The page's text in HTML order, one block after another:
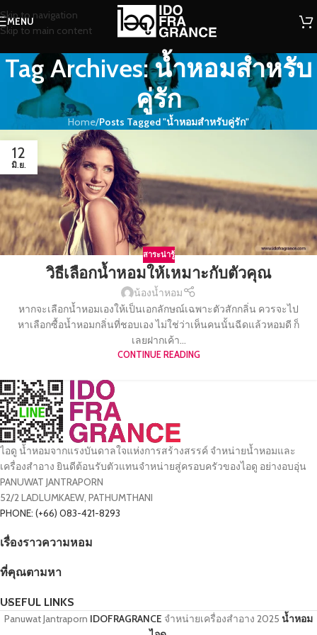
Skip to navigation
Skip to main content
MENU
Tag Archives: น้ำหอมสำหรับ
คู่รัก
Home/Posts Tagged "น้ำหอมสำหรับคู่รัก"
12
มิ.ย.
สาระน่ารู้
วิธีเลือกน้ำหอมให้เหมาะกับตัวคุณ
น้องน้ำหอม
หากจะเลือกน้ำหอมเองให้เป็นเอกลักษณ์เฉพาะตัวสักกลิ่น ควรจะไป
หาเลือกซื้อน้ำหอมกลิ่นที่ชอบเอง ไม่ใช่ว่าเห็นคนนั้นฉีดแล้วหอมดี ก็
เลยฝากเค้า...
CONTINUE READING
ไอดู น้ำหอมจากแรงบันดาลใจแห่งการสร้างสรรค์ จำหน่ายน้ำหอมและ
เครื่องสำอาง ยินดีต้อนรับตัวแทนจำหน่ายสู่ครอบครัวของไอดู อย่างอบอุ่น
PANUWAT JANTRAPORN
52/2 LADLUMKAEW, PATHUMTHANI
PHONE: (+66) 083-421-8293
เรื่องราวความหอม
ที่คุณตามหา
USEFUL LINKS
Panuwat Jantraporn IDOFRAGRANCE จำหน่ายเครื่องสำอาง 2025 น้ำหอม